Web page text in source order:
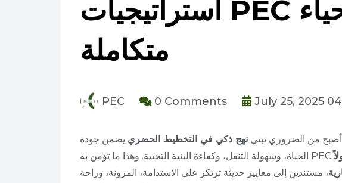
استراتيجيات PEC لتصميم أحياء
متكاملة
PEC 0 Comments July 25, 2025
أصبح من الضروري تبني نهج ذكي في التخطيط الحضري يضمن جودة
، مستندين إلى معايير حديثة ترتكز على الاستدامة، المرونة، وراحة